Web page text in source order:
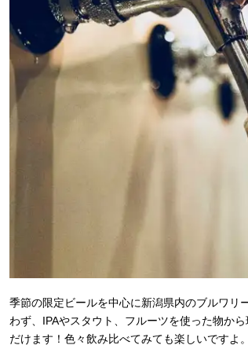
季節の限定ビールを中心に新潟県内のブルワリ
わず、IPAやスタウト、フルーツを使った物か
だけます！色々飲み比べてみても楽しいですよ